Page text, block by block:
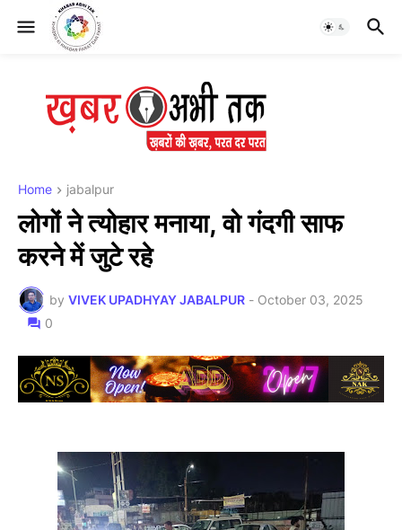
Home jabalpur
लोगों ने त्योहार मनाया, वो गंदगी साफ
करने में जुटे रहे
by VIVEK UPADHYAY JABALPUR - October 03, 2025
0